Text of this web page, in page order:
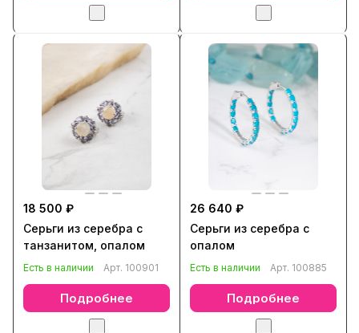
18 500 ₽
Серьги из серебра с
танзанитом, опалом
Есть в наличии Арт. 100901
Подробнее
26 640 ₽
Серьги из серебра с
опалом
Есть в наличии Арт. 100885
Подробнее